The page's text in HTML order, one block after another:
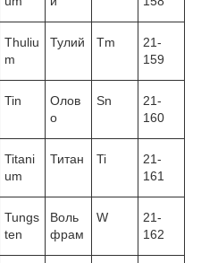
Thuliu
m
Тулий Tm
21-
159
Tin
Олов
о
Sn
21-
160
Titani
um
Титан Ti
21-
161
Tungs
ten
Воль
фрам
W
21-
162